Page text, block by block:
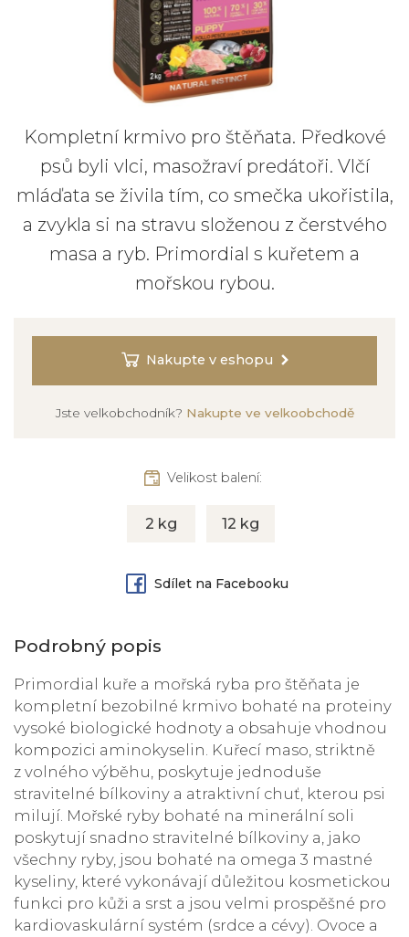
Kompletní krmivo pro štěňata. Předkové
psů byli vlci, masožraví predátoři. Vlčí
mláďata se živila tím, co smečka ukořistila,
a zvykla si na stravu složenou z čerstvého
masa a ryb. Primordial s kuřetem a
mořskou rybou.
Nakupte v eshopu
Jste velkobchodník? Nakupte ve velkoobchodě
Velikost balení:
2 kg 12 kg
Sdílet na Facebooku
Podrobný popis
Primordial kuře a mořská ryba pro štěňata je
kompletní bezobilné krmivo bohaté na proteiny
vysoké biologické hodnoty a obsahuje vhodnou
kompozici aminokyselin. Kuřecí maso, striktně
z volného výběhu, poskytuje jednoduše
stravitelné bílkoviny a atraktivní chuť, kterou psi
milují. Mořské ryby bohaté na minerální soli
poskytují snadno stravitelné bílkoviny a, jako
všechny ryby, jsou bohaté na omega 3 mastné
kyseliny, které vykonávají důležitou kosmetickou
funkci pro kůži a srst a jsou velmi prospěšné pro
kardiovaskulární systém (srdce a cévy). Ovoce a